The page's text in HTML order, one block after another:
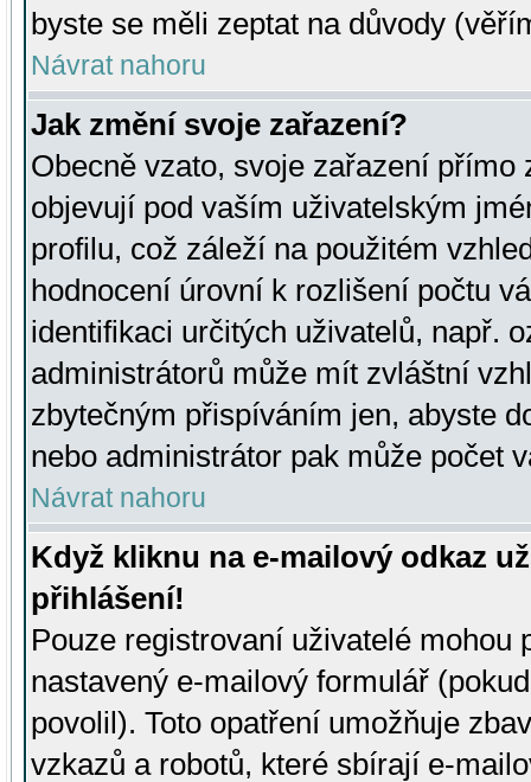
byste se měli zeptat na důvody
Návrat nahoru
Jak změní svoje zařazení?
Obecně vzato, svoje zařazení přímo
objevují pod vaším uživatelským
profilu, což záleží na použitém
hodnocení úrovní k rozlišení počtu
identifikaci určitých uživatelů, např.
administrátorů může mít zvláštní
zbytečným přispíváním jen, abyste
nebo administrátor pak může počet
Návrat nahoru
Když kliknu na e-mailový odkaz
přihlášení!
Pouze registrovaní uživatelé mohou
nastavený e-mailový formulář
povolil). Toto opatření umožňuje
vzkazů a robotů, které sbírají e-